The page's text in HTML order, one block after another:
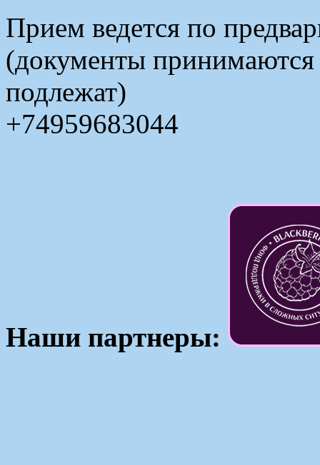
Прием ведется по
(документы принимаются
подлежат)
+74959683044
Наши партнеры: